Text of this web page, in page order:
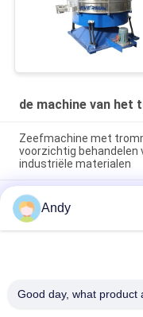
de machine van het
Zeefmachine met
voorzichtig behandelen
industriële materialen
Tumbler zeefmachine
en zachte zeving van
de industrie
Hoogcapaciteit
Andy
Good day, what product